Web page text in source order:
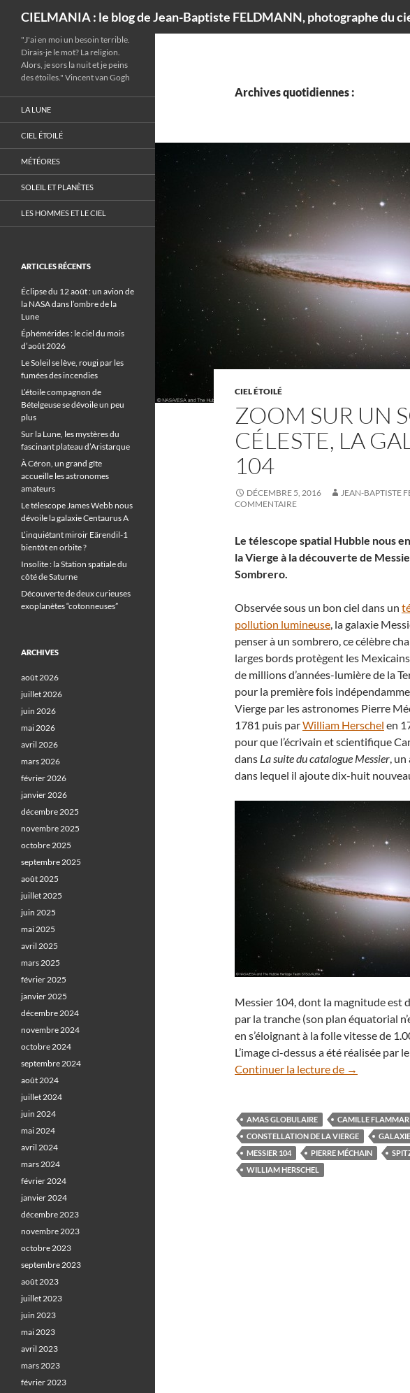
CIELMANIA : le blog de Jean-Baptiste FELDMANN, photographe du
Archives quotidiennes :
CIEL ÉTOILÉ
ZOOM SUR UN
CÉLESTE, LA
104
DÉCEMBRE 5, 2016 JEAN-BAPTISTE
COMMENTAIRE
Le télescope spatial Hubble nous
la Vierge à la découverte de
Sombrero.
Observée sous un bon ciel dans un
pollution lumineuse, la galaxie
penser à un sombrero, ce célèbre
larges bords protègent les
de millions d’années-lumière de la
pour la première fois
Vierge par les astronomes Pierre
1781 puis parWilliam Herschel en
pour que l’écrivain et scientifique
dans La suite du catalogue Messier,
dans lequel il ajoute dix-huit
Messier 104, dont la magnitude est
par la tranche (son plan équatorial
en s’éloignant à la folle vitesse de
L’image ci-dessus a été réalisée par le
Continuer la lecture de Zoom sur un
→
AMAS GLOBULAIRE CAMILLE
CONSTELLATION DE LA VIERGE
MESSIER 104
PIERRE MÉCHAIN
WILLIAM HERSCHEL
"J'ai en moi un besoin terrible.
Dirais-je le mot? La religion.
Alors, je sors la nuit et je peins
des étoiles." Vincent van Gogh
LA LUNE
CIEL ÉTOILÉ
MÉTÉORES
SOLEIL ET PLANÈTES
LES HOMMES ET LE CIEL
ARTICLES RÉCENTS
Éclipse du 12 août : un avion de
la NASA dans l’ombre de la
Lune
Éphémérides : le ciel du mois
d’août 2026
Le Soleil se lève, rougi par les
fumées des incendies
L’étoile compagnon de
Bételgeuse se dévoile un peu
plus
Sur la Lune, les mystères du
fascinant plateau d’Aristarque
À Céron, un grand gîte
accueille les astronomes
amateurs
Le télescope James Webb nous
dévoile la galaxie Centaurus A
L’inquiétant miroir Eärendil-1
bientôt en orbite ?
Insolite : la Station spatiale du
côté de Saturne
Découverte de deux curieuses
exoplanètes “cotonneuses”
ARCHIVES
août 2026
juillet 2026
juin 2026
mai 2026
avril 2026
mars 2026
février 2026
janvier 2026
décembre 2025
novembre 2025
octobre 2025
septembre 2025
août 2025
juillet 2025
juin 2025
mai 2025
avril 2025
mars 2025
février 2025
janvier 2025
décembre 2024
novembre 2024
octobre 2024
septembre 2024
août 2024
juillet 2024
juin 2024
mai 2024
avril 2024
mars 2024
février 2024
janvier 2024
décembre 2023
novembre 2023
octobre 2023
septembre 2023
août 2023
juillet 2023
juin 2023
mai 2023
avril 2023
mars 2023
février 2023